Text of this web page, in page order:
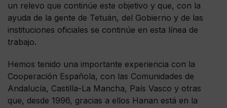
un relevo que continúe este objetivo y que, con la
ayuda de la gente de Tetuán, del Gobierno y de las
instituciones oficiales se continúe en esta línea de
trabajo.
Hemos tenido una importante experiencia con la
Cooperación Española, con las Comunidades de
Andalucía, Castilla-La Mancha, País Vasco y otras
que, desde 1996, gracias a ellos Hanan está en la